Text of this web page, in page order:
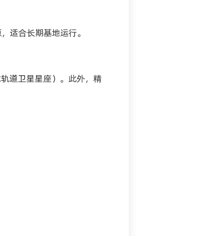
适合长期基地运行。
道卫星星座）。此外，精